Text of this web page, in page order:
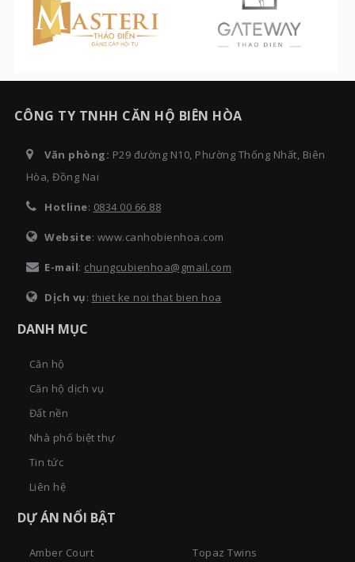
CÔNG TY TNHH CĂN HỘ BIÊN HÒA
Văn phòng: P29 đường N10, Phường Thống Nhất, Biên
Hòa, Đồng Nai
Hotline: 0834 00 66 88
Website: www.canhobienhoa.com
E-mail: chungcubienhoa@gmail.com
Dịch vụ: thiet ke noi that bien hoa
DANH MỤC
Căn hộ
Căn hộ dịch vụ
Đất nền
Nhà phố biệt thự
Tin tức
Liên hệ
DỰ ÁN NỔI BẬT
Amber Court Topaz Twins